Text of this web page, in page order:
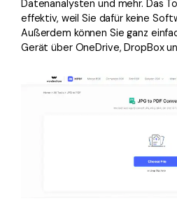
Datenanalysten und mehr. Das
effektiv, weil Sie dafür keine
Außerdem können Sie ganz
Gerät über OneDrive, DropBox